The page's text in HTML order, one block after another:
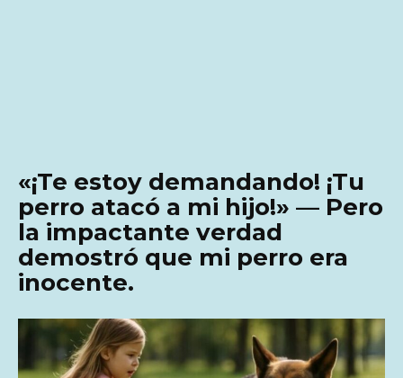
«¡Te estoy demandando! ¡Tu
perro atacó a mi hijo!» — Pero
la impactante verdad
demostró que mi perro era
inocente.